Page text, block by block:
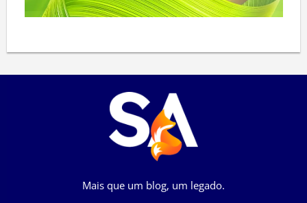
Mais que um blog, um legado.